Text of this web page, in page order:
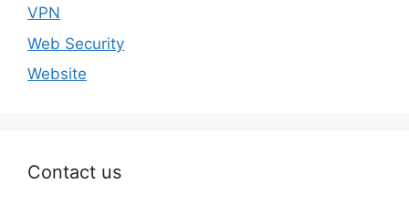
VPN
Web Security
Website
Contact us